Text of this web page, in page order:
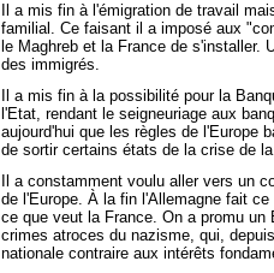
Il a mis fin à l'émigration de travail
familial. Ce faisant il a imposé aux
le Maghreb et la France de s'installer.
des immigrés.
Il a mis fin à la possibilité pour la
l'Etat, rendant le seigneuriage aux
aujourd'hui que les règles de l'Europe
de sortir certains états de la crise de
Il a constamment voulu aller vers un
de l'Europe. À la fin l'Allemagne fait
ce que veut la France. On a promu
crimes atroces du nazisme, qui,
nationale contraire aux intérêts